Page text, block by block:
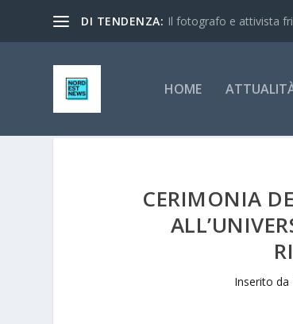
DI TENDENZA: Il fotografo e attivista
HOME
CERIMONIA
Inserito da